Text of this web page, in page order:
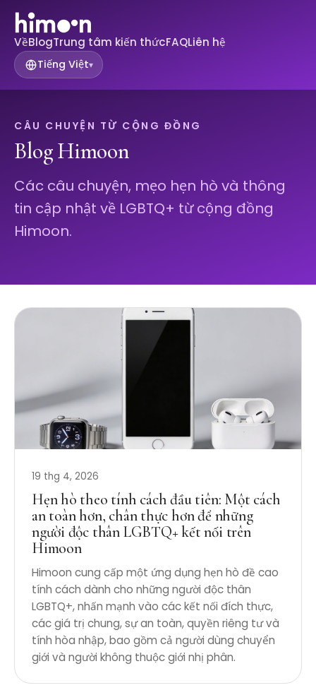
VềBlogTrung tâm kiến ​​thứcFAQLiên hệ
Tiếng Việt▾
CÂU CHUYỆN TỪ CỘNG ĐỒNG
Blog Himoon
Các câu chuyện, mẹo hẹn hò và thông
tin cập nhật về LGBTQ+ từ cộng đồng
Himoon.
19 thg 4, 2026
Hẹn hò theo tính cách đầu tiên: Một cách
an toàn hơn, chân thực hơn để những
người độc thân LGBTQ+ kết nối trên
Himoon
Himoon cung cấp một ứng dụng hẹn hò đề cao
tính cách dành cho những người độc thân
LGBTQ+, nhấn mạnh vào các kết nối đích thực,
các giá trị chung, sự an toàn, quyền riêng tư và
tính hòa nhập, bao gồm cả người dùng chuyển
giới và người không thuộc giới nhị phân.